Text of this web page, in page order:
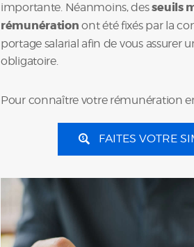
importante. Néanmoins, desseuils
rémunérationont été fixés par la
portage salarial afin de vous assurer
obligatoire.
Pour connaître votre rémunération
FAITES VOTRE